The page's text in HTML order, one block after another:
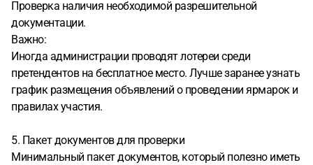
Проверка наличия необходимой разрешительной
документации.
Важно:
Иногда администрации проводят лотереи среди
претендентов на бесплатное место. Лучше заранее узнать
график размещения объявлений о проведении ярмарок и
правилах участия.
5. Пакет документов для проверки
Минимальный пакет документов, который полезно иметь